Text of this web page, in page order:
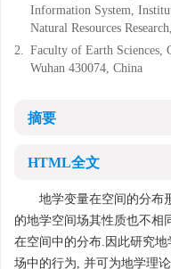
Information System,
Natural Resources
2. Faculty of Earth Sciences,
Wuhan 430074, China
摘要
HTML全文
地学变量在空间的分布
的地学空间场其性质也不相
在空间中的分布.因此研究
场中的行为, 并可为地学理